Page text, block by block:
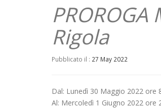
Rigola
Pubblicato il : 27 May 2022
Dal: Lunedì 30 Maggio 2022 ore
Al: Mercoledì 1 Giugno 2022 ore